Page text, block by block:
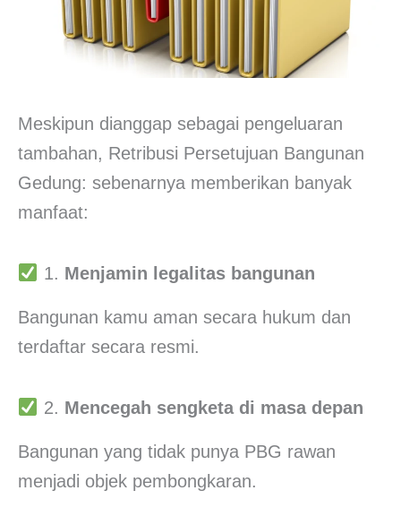
Meskipun dianggap sebagai pengeluaran
tambahan, Retribusi Persetujuan Bangunan
Gedung: sebenarnya memberikan banyak
manfaat:
1. Menjamin legalitas bangunan
Bangunan kamu aman secara hukum dan
terdaftar secara resmi.
2. Mencegah sengketa di masa depan
Bangunan yang tidak punya PBG rawan
menjadi objek pembongkaran.